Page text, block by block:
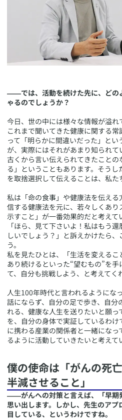
――では、活動を続けた先に、どの
ゃるのでしょうか？
今日、世の中には様々な情報が溢
これまで聞いてきた健康に関する
って「明らかに間違いだった」と
が、実際にはそれがあまり知られて
古くから言い伝えられてきたこと
る」ということもあります。そう
を取捨選択して伝えることは、私た
私は「命の食事」や健康法を伝え
信する健康法を元に、若々しくあ
示すこと」が一番効果的だと考えて
「ほら、見て下さいよ！私はもう
しいでしょう？」と訴えかけたら
う。
私を見たひとは、「生活を変える
あり続けるといった“望むもの”を
て、自分も挑戦しよう、と考えてく
人生100年時代と言われるようにな
話にならず、自分の足で歩き、自分
れる、健康な人生を送りたいと願
を、自分の身体で実証しているわ
に携わる産業の関係者と一緒になっ
るように活動していきたいと考えて
僕の使命は「がんの死
半減させること」
――がんへの対策と言えば、「早期
思い出します。しかし、先生のア
目している、というわけですね。